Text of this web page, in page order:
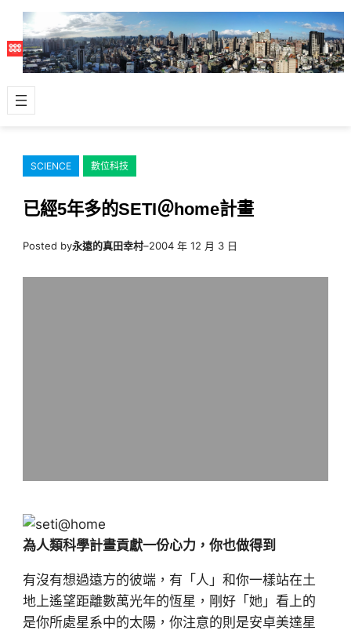
主
容
SCIENCE 數位科技
已經5年多的SETI＠home計畫
Posted by永遠的真田幸村–2004 年 12 月 3 日
為人類科學計畫貢獻一份心力，你也做得到
有沒有想過遠方的彼端，有「人」和你一樣站在土
地上遙望距離數萬光年的恆星，剛好「她」看上的
是你所處星系中的太陽，你注意的則是安卓美達星